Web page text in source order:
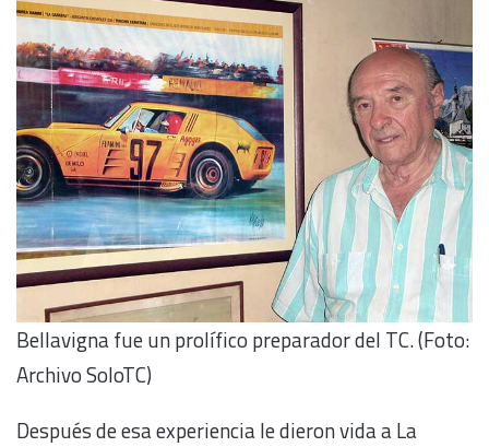
Bellavigna fue un prolífico preparador del TC. (Foto:
Archivo SoloTC)
Después de esa experiencia le dieron vida a La